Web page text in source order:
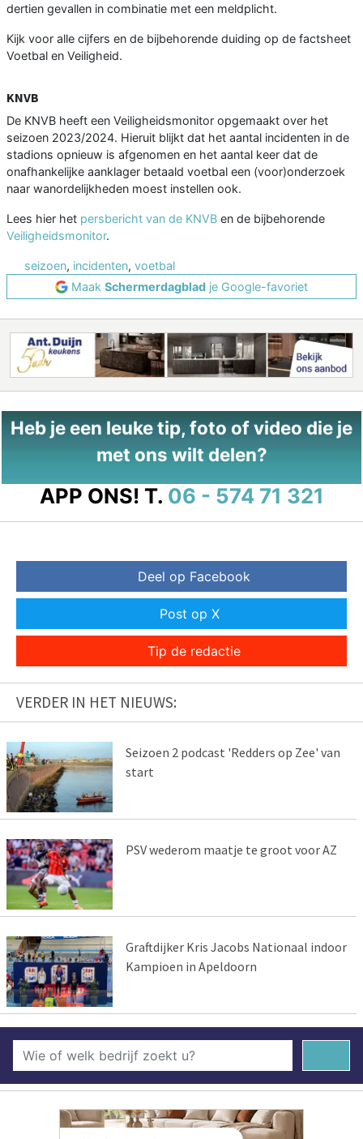
dertien gevallen in combinatie met een meldplicht.
Kijk voor alle cijfers en de bijbehorende duiding op de factsheet
Voetbal en Veiligheid.
KNVB
De KNVB heeft een Veiligheidsmonitor opgemaakt over het
seizoen 2023/2024. Hieruit blijkt dat het aantal incidenten in de
stadions opnieuw is afgenomen en het aantal keer dat de
onafhankelijke aanklager betaald voetbal een (voor)onderzoek
naar wanordelijkheden moest instellen ook.
Lees hier het persbericht van de KNVB en de bijbehorende
Veiligheidsmonitor.
seizoen, incidenten, voetbal
Maak Schermerdagblad je Google-favoriet
Heb je een leuke tip, foto of video die je
met ons wilt delen?
APP ONS! T. 06 - 574 71 321
Deel op Facebook
Post op X
Tip de redactie
VERDER IN HET NIEUWS:
Seizoen 2 podcast 'Redders op Zee' van
start
PSV wederom maatje te groot voor AZ
Graftdijker Kris Jacobs Nationaal indoor
Kampioen in Apeldoorn